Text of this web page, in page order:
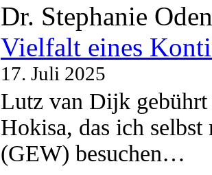
Dr. Stephanie
Vielfalt eines
17. Juli 2025
Lutz van Dijk
Hokisa, das ich
(GEW) besuchen…